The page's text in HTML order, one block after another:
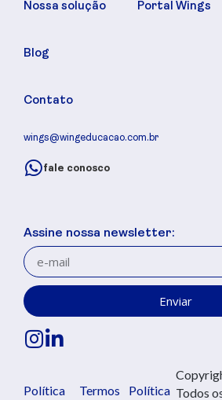
Nossa solução
Blog
Contato
Portal Wings
wings@wingeducacao.com.br
fale conosco
Assine nossa newsletter:
Enviar
Política Termos Política Todos